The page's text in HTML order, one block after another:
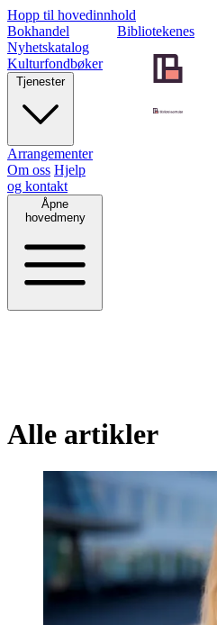
Hopp til hovedinnhold
Bibliotekenes
Bokhandel
Nyhetskatalog
Kulturfondbøker
Tjenester
Arrangementer
Om oss Hjelp
og kontakt
Åpne
hovedmeny
Alle artikler